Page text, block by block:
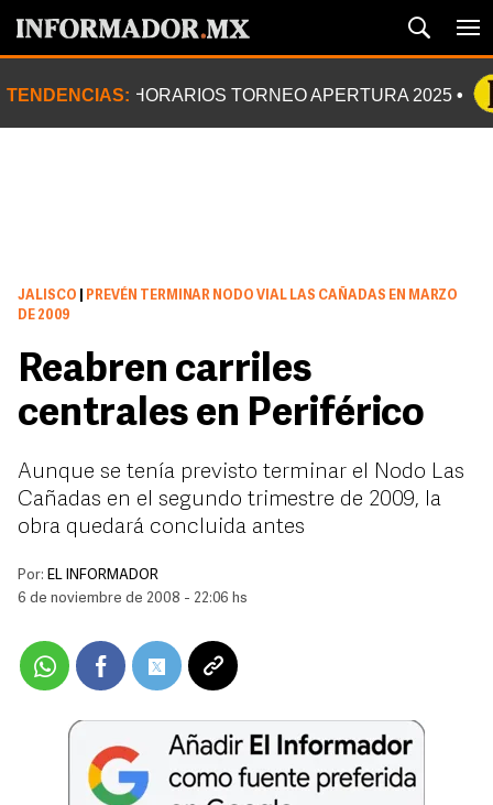
TENDENCIAS: HORARIOS TORNEO APERTURA 2025
JALISCO
PREVÉN TERMINAR NODO VIAL LAS CAÑADAS EN MARZO
DE 2009
Reabren carriles
centrales en Periférico
Aunque se tenía previsto terminar el Nodo Las
Cañadas en el segundo trimestre de 2009, la
obra quedará concluida antes
Por: EL INFORMADOR
6 de noviembre de 2008 - 22:06 hs